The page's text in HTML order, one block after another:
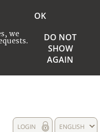
we
OK
DO NOT
SHOW
AGAIN
ENGLISH
LOGIN